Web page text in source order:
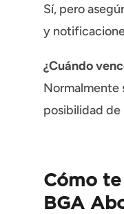
Sí, pero
y
¿Cuándo
Normalmente
posibilidad de
Cómo
BGA